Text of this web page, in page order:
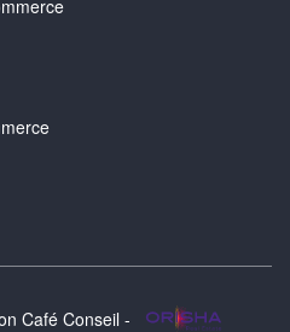
Café Conseil -